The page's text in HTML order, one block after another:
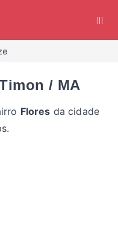
/ MA
Flores da cidade